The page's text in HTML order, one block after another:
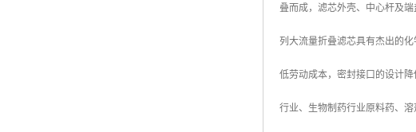
叠而成，滤芯外壳、中心杆及
列大流量折叠滤芯具有杰出的
低劳动成本，密封接口的设计
行业、生物制药行业原料药、